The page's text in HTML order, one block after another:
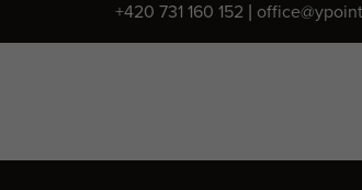
+420 731 160 152 |